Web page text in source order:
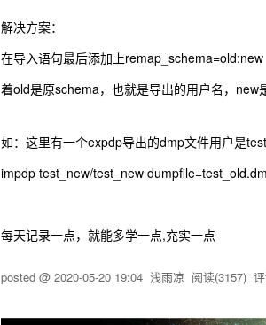
解决方案：
在导入语句最后添加上remap_schema=old:new
着old是原schema，也就是导出的用户名，new
如：这里有一个expdp导出的dmp文件用户是
impdp test_new/test_new
每天记录一点，就能多学一点,充实一点
posted @ 2020-05-20 19:04 浅雨凉 阅读(3157)